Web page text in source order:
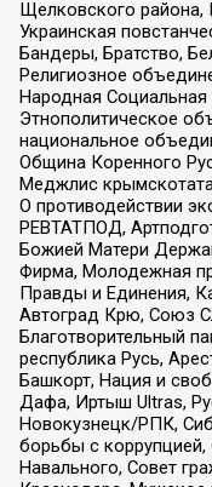
Щелковского
Украинская
Бандеры, Братство,
Религиозное
Народная Социальная
Этнополитическое
национальное
Община Коренного
Меджлис
О противодействии
РЕВТАТПОД,
Божией Матери
Фирма, Молодежная
Правды и Единения,
Автоград Крю, Союз
Благотворительный
республика Русь,
Башкорт, Нация и
Дафа, Иртыш Ultras,
Новокузнецк/РПК,
борьбы с
Навального, Совет